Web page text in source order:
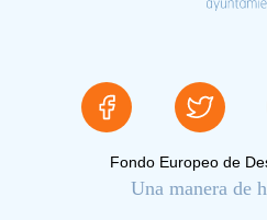
Fondo Europeo de
Una manera de